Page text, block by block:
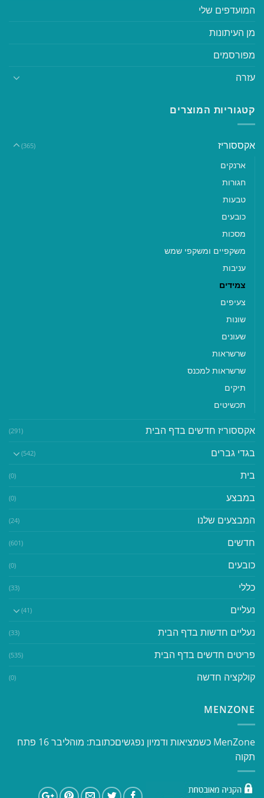
המועדפים שלי
מן העיתונות
מפורסמים
עזרה
קטגוריות המוצרים
אקססוריז (365)
ארנקים
חגורות
טבעות
כובעים
מסכות
משקפיים ומשקפי שמש
עניבות
צמידים
צעיפים
שונות
שעונים
שרשראות
שרשראות למכנס
תיקים
תכשיטים
אקססוריז חדשים בדף הבית (291)
בגדי גברים (542)
בית (0)
במבצע (0)
המבצעים שלנו (24)
חדשים (601)
כובעים (0)
כללי (33)
נעליים (41)
נעליים חדשות בדף הבית (33)
פריטים חדשים בדף הבית (535)
קולקציה חדשה (0)
MENZONE
​​MenZone כשמציאות ודמיון נפגשים​ כתובת: מוהליבר 16 פתח
תקוה